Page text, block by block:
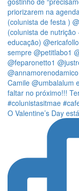
O Valentine’s Day